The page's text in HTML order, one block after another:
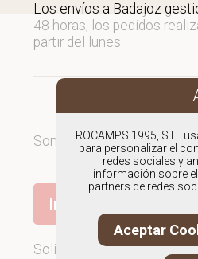
Los envíos a Badajoz
48 horas; los pedidos
partir del lunes.
Somosespecialistas en
Ir al outlet de
Solicita más información
ROCAMPS 1995, S.L.
para personalizar el
redes sociales y
información sobre
partners de redes
Aceptar